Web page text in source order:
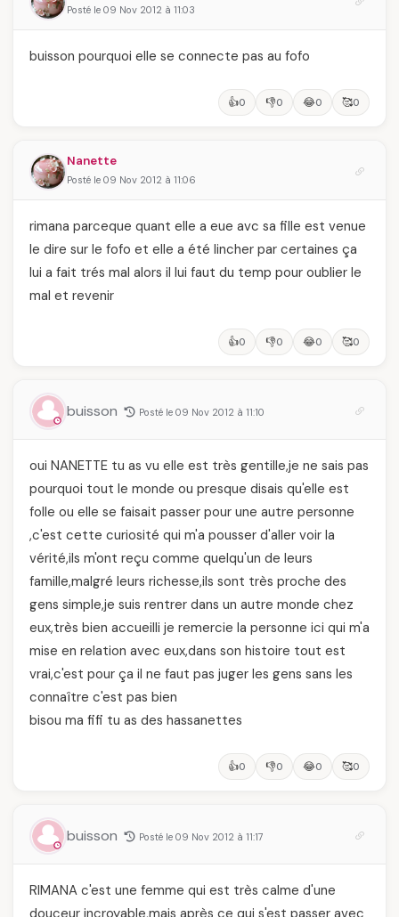
Posté le 09 Nov 2012 à 11:03
buisson pourquoi elle se connecte pas au fofo
👍0 👎0 😂0 🥰0
Nanette
Posté le 09 Nov 2012 à 11:06
rimana parceque quant elle a eue avc sa fille est venue
le dire sur le fofo et elle a été lincher par certaines ça
lui a fait trés mal alors il lui faut du temp pour oublier le
mal et revenir
👍0 👎0 😂0 🥰0
buisson Posté le 09 Nov 2012 à 11:10
oui NANETTE tu as vu elle est très gentille,je ne sais pas
pourquoi tout le monde ou presque disais qu'elle est
folle ou elle se faisait passer pour une autre personne
,c'est cette curiosité qui m'a pousser d'aller voir la
vérité,ils m'ont reçu comme quelqu'un de leurs
famille,malgré leurs richesse,ils sont très proche des
gens simple,je suis rentrer dans un autre monde chez
eux,très bien accueilli je remercie la personne ici qui m'a
mise en relation avec eux,dans son histoire tout est
vrai,c'est pour ça il ne faut pas juger les gens sans les
connaître c'est pas bien
bisou ma fifi tu as des hassanettes
👍0 👎0 😂0 🥰0
buisson Posté le 09 Nov 2012 à 11:17
RIMANA c'est une femme qui est très calme d'une